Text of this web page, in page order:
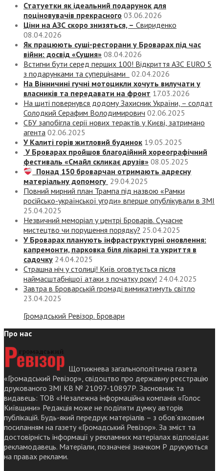
Статуетки як ідеальний подарунок для
поціновувачів прекрасного 03.06.2026
Ціни на АЗС скоро знизяться, – Свириденко
08.04.2026
Як працюють суші-ресторани у Броварах під час
війни: досвід «Сушия» 08.04.2026
Встигни бути серед перших 100! Відкриття АЗС EURO 5
з подарунками та суперцінами
02.04.2026
На Вінничині гучні мотоцикли хочуть вилучати у
власників та передавати на фронт 17.03.2026
На щиті повернувся додому Захисник України, – солдат
Солодкий Серафим Володимирович 02.06.2025
СБУ запобігла серії нових терактів у Києві, затримано
агента 02.06.2025
У Калиті горів житловий будинок 19.05.2025
У Броварах пройшов благодійний хореографічний
фестиваль «Смайл скликає друзів» 08.05.2025
Понад 150 броварчан отримають адресну
матеріальну допомогу 29.04.2025
Повний мирний план Трампа під назвою «‎Рамки
російсько-української угоди» вперше опублікували в ЗМІ
25.04.2025
Незвичний меморіал у центрі Броварів. Сучасне
мистецтво чи порушення порядку? 25.04.2025
У Броварах планують інфраструктурні оновлення:
капремонти, парковка біля лікарні та укриття в
садочку 24.04.2025
Страшна ніч у столиці! Київ оговтується після
наймасштабнішої атаки з початку року! 24.04.2025
Завтра в Броварській громаді вимикатимуть світло
23.04.2025
Громадський Ревізор. Бровари
Про нас
Щотижнева загальнополітична газета
«Громадський Ревізор», свідоцтво про державну реєстрацію
друкованого ЗМІ КВ № 21097-10897Р. Засновник та
видавець: ТОВ «Незалежна інформаційна компанія «Голос
Київщини» Редакція може не поділяти думку авторів
публікацій. Будь-який передрук матеріалів – з обов’язковим
посиланням на газету «Громадський Ревізор». За зміст та
достовірність інформації у рекламних матеріалах відповідає
рекламодавець. Матеріали, позначені значком Р друкуються
на правах реклами.